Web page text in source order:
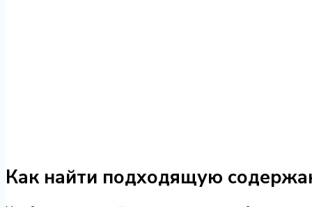
Как найти подходящую